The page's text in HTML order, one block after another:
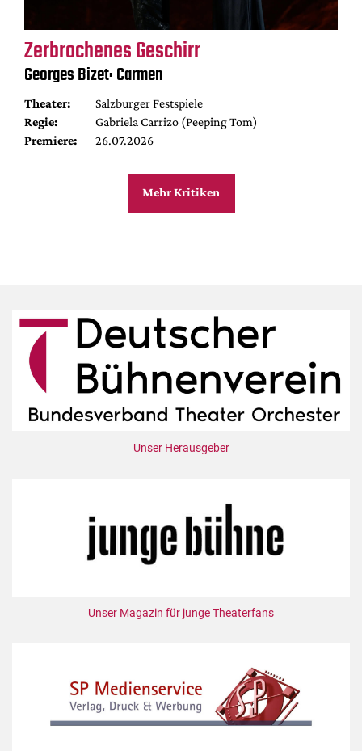
Zerbrochenes Geschirr
Georges Bizet: Carmen
Theater:
Salzburger Festspiele
Regie:
Gabriela Carrizo (Peeping Tom)
Premiere:
26.07.2026
Mehr Kritiken
Unser Herausgeber
Unser Magazin für junge Theaterfans